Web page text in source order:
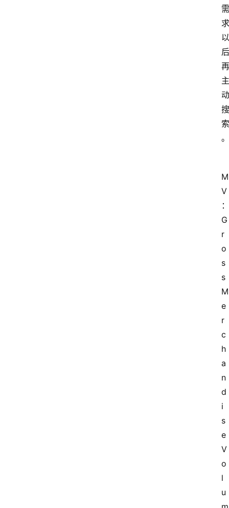
需
求
以
后
再
主
动
搜
索
。
M
V
：
G
r
o
s
s
M
e
r
c
h
a
n
d
i
s
e
V
o
l
u